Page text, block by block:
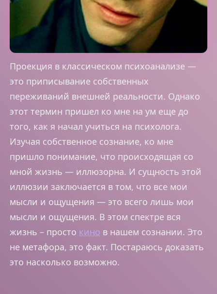
Проекция в классическом психоанализе —
это приписывание собственных
переживаний внешней реальности. Однако
этот термин пришел ко мне на ум еще до
того, как я начал учиться на психолога.
Изучая собственное сознание, ко мне
пришло понимание, что происходящая со
мной жизнь — иллюзорна. И сущность этой
иллюзии заключается в том, что все мои
мысли и ощущения — это всего лишь мои
мысли и ощущения. В этом спектре вся
жизнь – просто кино в нашем сознании. Это
не метафора, это факт. Постараюсь доказать
это насколько возможно.